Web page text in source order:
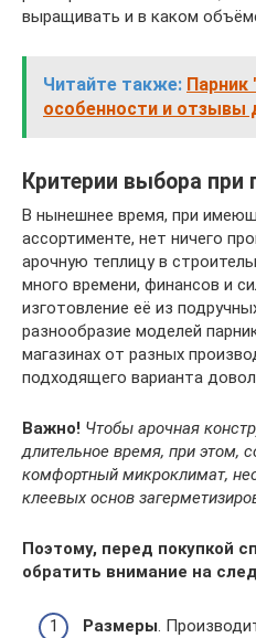
выращивать и в каком
Читайте также: Парник
особенности и отзывы
Критерии выбора при
В нынешнее время, при
ассортименте, нет ничего
арочную теплицу в
много времени, финансов и
изготовление её из
разнообразие моделей
магазинах от разных
подходящего варианта
Важно! Чтобы арочная
длительное время, при этом,
комфортный микроклимат,
клеевых основ
Поэтому, перед покупкой
обратить внимание на
Размеры .